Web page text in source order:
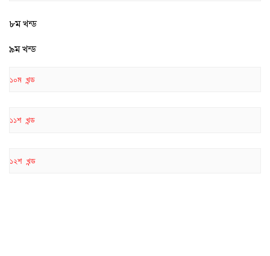
৮ম খন্ড
৯ম খন্ড
১০ম খন্ড
১১শ খন্ড
১২শ খন্ড